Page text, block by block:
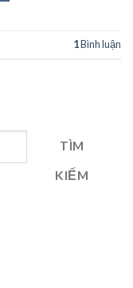
1Bình luận
TÌM
KIẾM